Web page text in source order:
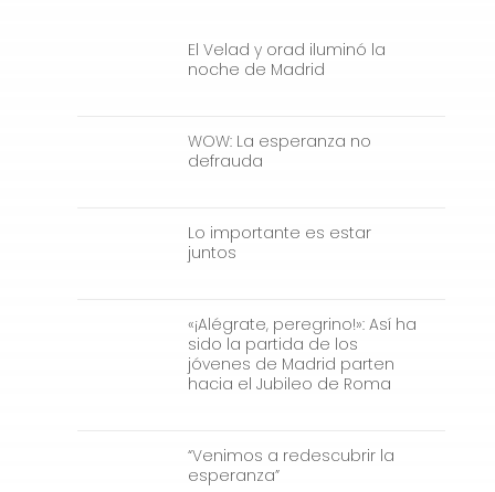
El Velad y orad iluminó la
noche de Madrid
WOW: La esperanza no
defrauda
Lo importante es estar
juntos
«¡Alégrate, peregrino!»: Así ha
sido la partida de los
jóvenes de Madrid parten
hacia el Jubileo de Roma
“Venimos a redescubrir la
esperanza”